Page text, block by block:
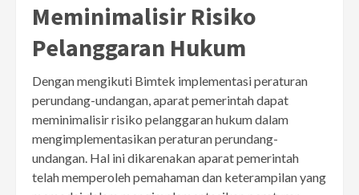
Meminimalisir Risiko
Pelanggaran Hukum
Dengan mengikuti Bimtek implementasi peraturan
perundang-undangan, aparat pemerintah dapat
meminimalisir risiko pelanggaran hukum dalam
mengimplementasikan peraturan perundang-
undangan. Hal ini dikarenakan aparat pemerintah
telah memperoleh pemahaman dan keterampilan yang